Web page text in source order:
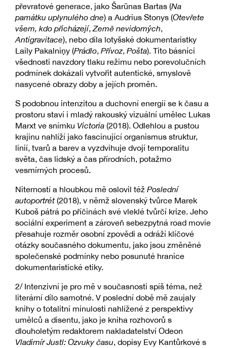
převratové generace, jako Šarūnas Bartas (Na
památku uplynulého dne) a Audrius Stonys (Otevřete
všem, kdo přicházejí,Země nevidomých,
Antigravitace), nebo díla lotyšské dokumentaristky
Laily Pakalniņy (Prádlo, Přívoz, Pošta). Tito básníci
všednosti navzdory tlaku režimu nebo porevolučních
podmínek dokázali vytvořit autentické, smyslově
nasycené obrazy doby a jejích proměn.
S podobnou intenzitou a duchovní energií se k času a
prostoru staví i mladý rakouský vizuální umělec Lukas
Marxt ve snímku Victoria (2018). Odlehlou a pustou
krajinu nahlíží jako fascinující organismus struktur,
linií, tvarů a barev a vyzdvihuje dvojí temporalitu
světa, čas lidský a čas přírodních, potažmo
vesmírných procesů.
Niterností a hloubkou mě oslovil též Poslední
autoportrét (2018), v němž slovenský tvůrce Marek
Kuboš pátrá po příčinách své vleklé tvůrčí krize. Jeho
sociální experiment a zároveň sebezpytná road movie
přesahuje rozměr osobní zpovědi a odráží klíčové
otázky současného dokumentu, jako jsou změněné
společenské podmínky nebo posunuté hranice
dokumentaristické etiky.
2/ Intenzivní je pro mě v současnosti spíš téma, než
literární dílo samotné. V poslední době mě zaujaly
knihy o totalitní minulosti nahlížené z perspektivy
umělců a disentu, jako je kniha rozhovorů s
dlouholetým redaktorem nakladatelství Odeon
Vladimír Justl: Ozvuky času, dopisy Evy Kantůrkové s